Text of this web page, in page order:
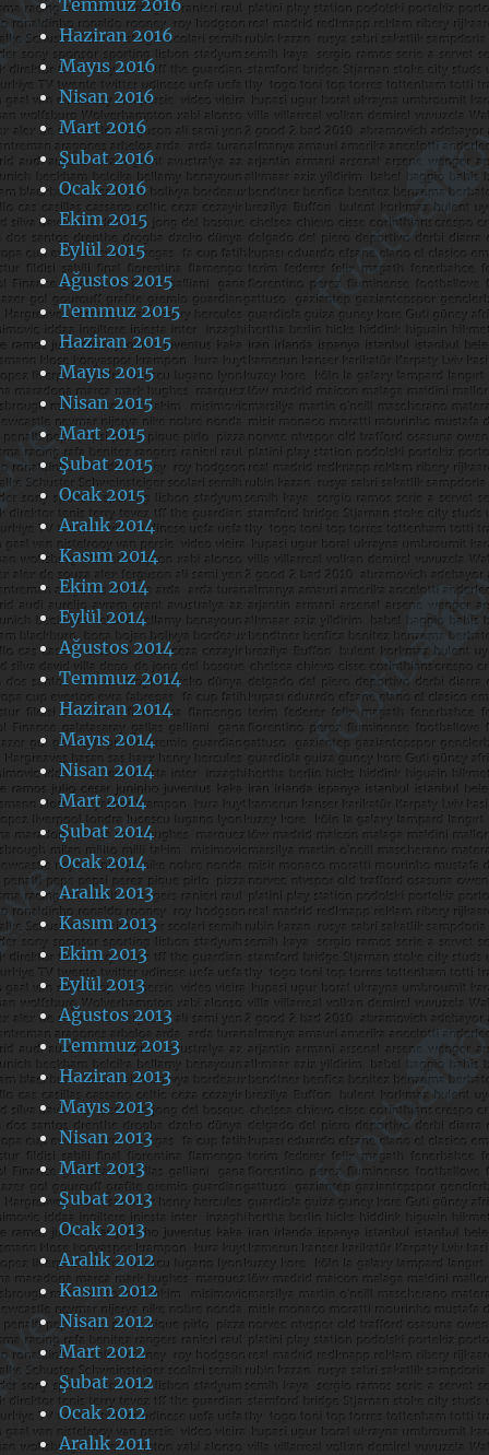
Haziran 2016
Mayıs 2016
Nisan 2016
Mart 2016
Şubat 2016
Ocak 2016
Ekim 2015
Eylül 2015
Ağustos 2015
Temmuz 2015
Haziran 2015
Mayıs 2015
Nisan 2015
Mart 2015
Şubat 2015
Ocak 2015
Aralık 2014
Kasım 2014
Ekim 2014
Eylül 2014
Ağustos 2014
Temmuz 2014
Haziran 2014
Mayıs 2014
Nisan 2014
Mart 2014
Şubat 2014
Ocak 2014
Aralık 2013
Kasım 2013
Ekim 2013
Eylül 2013
Ağustos 2013
Temmuz 2013
Haziran 2013
Mayıs 2013
Nisan 2013
Mart 2013
Şubat 2013
Ocak 2013
Aralık 2012
Kasım 2012
Nisan 2012
Mart 2012
Şubat 2012
Ocak 2012
Aralık 2011